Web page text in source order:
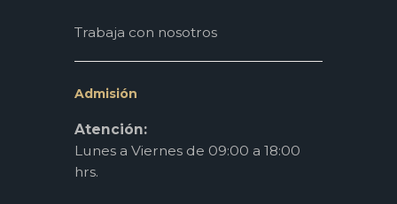
Trabaja con nosotros
Admisión
Atención:
Lunes a Viernes de 09:00 a 18:00
hrs.